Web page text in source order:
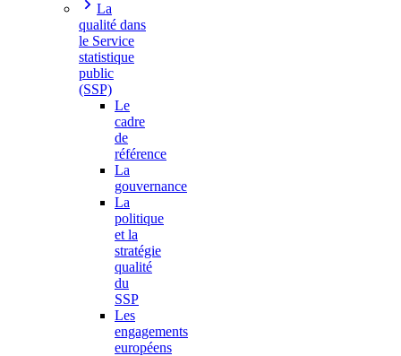
La
qualité dans
le Service
statistique
public
(SSP)
Le
cadre
de
référence
La
gouvernance
La
politique
et la
stratégie
qualité
du
SSP
Les
engagements
européens